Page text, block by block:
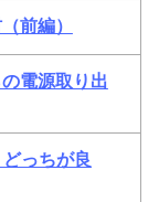
前編）
電源取り出
っちが良